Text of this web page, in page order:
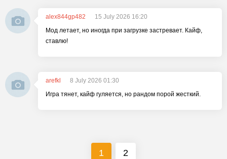
alex844gp482
15 July 2026 16:20
Мод летает, но иногда при загрузке застревает. Кайф,
ставлю!
arefkl
8 July 2026 01:30
Игра тянет, кайф гуляется, но рандом порой жесткий.
1 2